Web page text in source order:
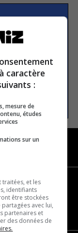
caractère
:
mesure de
études
sur un
traitées, et les
identifiants
être stockées
avec lui,
partenaires et
des données de